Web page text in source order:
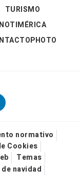
TURISMO
NOTIMÉRICA
normativo
Cookies
Temas
navidad